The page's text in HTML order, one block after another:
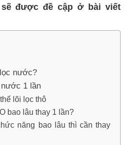
được đề cập ở bài viết
nước?
1 lần
lõi lọc thô
bao lâu thay 1 lần?
năng bao lâu thì cần thay